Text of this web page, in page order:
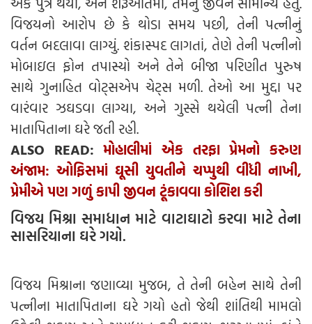
વિજયનો આરોપ છે કે થોડા સમય પછી, તેની પત્નીનું
વર્તન બદલાવા લાગ્યું. શંકાસ્પદ લાગતાં, તેણે તેની પત્નીનો
મોબાઇલ ફોન તપાસ્યો અને તેને બીજા પરિણીત પુરુષ
સાથે ગુનાહિત વોટ્સએપ ચેટ્સ મળી. તેઓ આ મુદ્દા પર
વારંવાર ઝઘડવા લાગ્યા, અને ગુસ્સે થયેલી પત્ની તેના
માતાપિતાના ઘરે જતી રહી.
ALSO READ:મોહાલીમાં એક તરફા પ્રેમનો કરુણ
અંજામ: ઓફિસમાં ઘૂસી યુવતીને ચપ્પુથી વીંધી નાખી,
પ્રેમીએ પણ ગળું કાપી જીવન ટૂંકાવવા કોશિશ કરી
વિજય મિશ્રા સમાધાન માટે વાટાઘાટો કરવા માટે તેના
સાસરિયાના ઘરે ગયો.
વિજય મિશ્રાના જણાવ્યા મુજબ, તે તેની બહેન સાથે તેની
પત્નીના માતાપિતાના ઘરે ગયો હતો જેથી શાંતિથી મામલો